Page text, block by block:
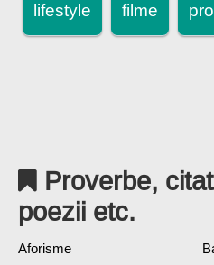
lifestyle filme
Proverbe,
poezii etc.
Aforisme